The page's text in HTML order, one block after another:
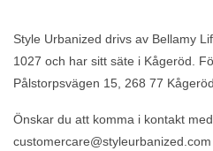
Style Urbanized drivs av Bellamy
1027 och har sitt säte i Kågeröd.
Pålstorpsvägen 15, 268 77
Önskar du att komma i kontakt
customercare@styleurbanized.com